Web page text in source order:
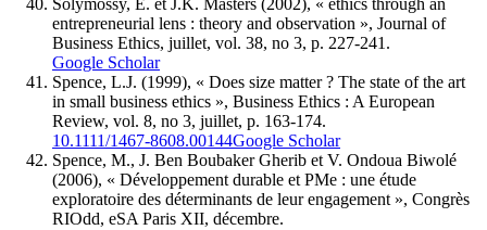
Solymossy, E. et J.K. Masters (2002), « ethics through an
entrepreneurial lens : theory and observation », Journal of
Business Ethics, juillet, vol. 38, no 3, p. 227-241.
Google Scholar
Spence, L.J. (1999), « Does size matter ? The state of the art
in small business ethics », Business Ethics : A European
Review, vol. 8, no 3, juillet, p. 163-174.
10.1111/1467-8608.00144Google Scholar
Spence, M., J. Ben Boubaker Gherib et V. Ondoua Biwolé
(2006), « Développement durable et PMe : une étude
exploratoire des déterminants de leur engagement », Congrès
RIOdd, eSA Paris XII, décembre.